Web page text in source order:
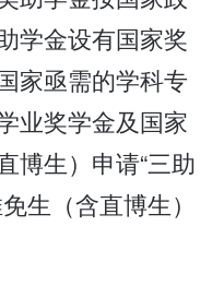
学金设有国家奖
家亟需的学科专
业奖学金及国家
博生）申请“三助
生（含直博生）